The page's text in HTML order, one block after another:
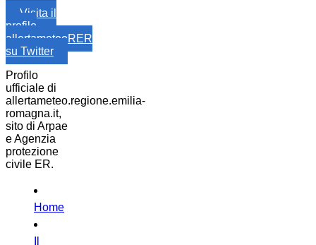
Visita il
profilo
allertameteoRER
su Twitter
Profilo
ufficiale di
allertameteo.regione.emilia-
romagna.it,
sito di Arpae
e Agenzia
protezione
civile ER.
Home